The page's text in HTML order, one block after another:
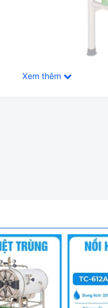
GMP, FDA, CE
toàn và đáng tin cậy
thuật có bao gói,
bệnh viện...
với lớp cách
bỏng cho người sử
Xem thêm